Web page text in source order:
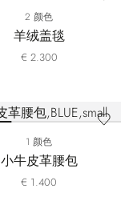
2 颜色
羊绒盖毯
€ 2.300
1 颜色
小牛皮革腰包
€ 1.400